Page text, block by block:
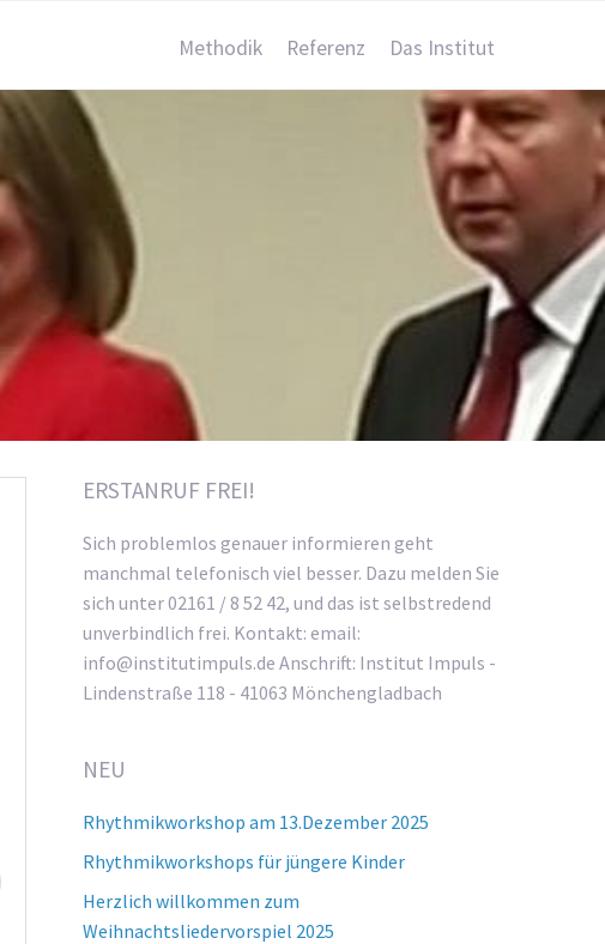
Methodik Referenz Das Institut
ERSTANRUF FREI!
Sich problemlos genauer informieren geht
manchmal telefonisch viel besser. Dazu melden Sie
sich unter 02161 / 8 52 42, und das ist selbstredend
unverbindlich frei. Kontakt: email:
info@institutimpuls.de Anschrift: Institut Impuls -
Lindenstraße 118 - 41063 Mönchengladbach
NEU
Rhythmikworkshop am 13.Dezember 2025
Rhythmikworkshops für jüngere Kinder
Herzlich willkommen zum
Weihnachtsliedervorspiel 2025